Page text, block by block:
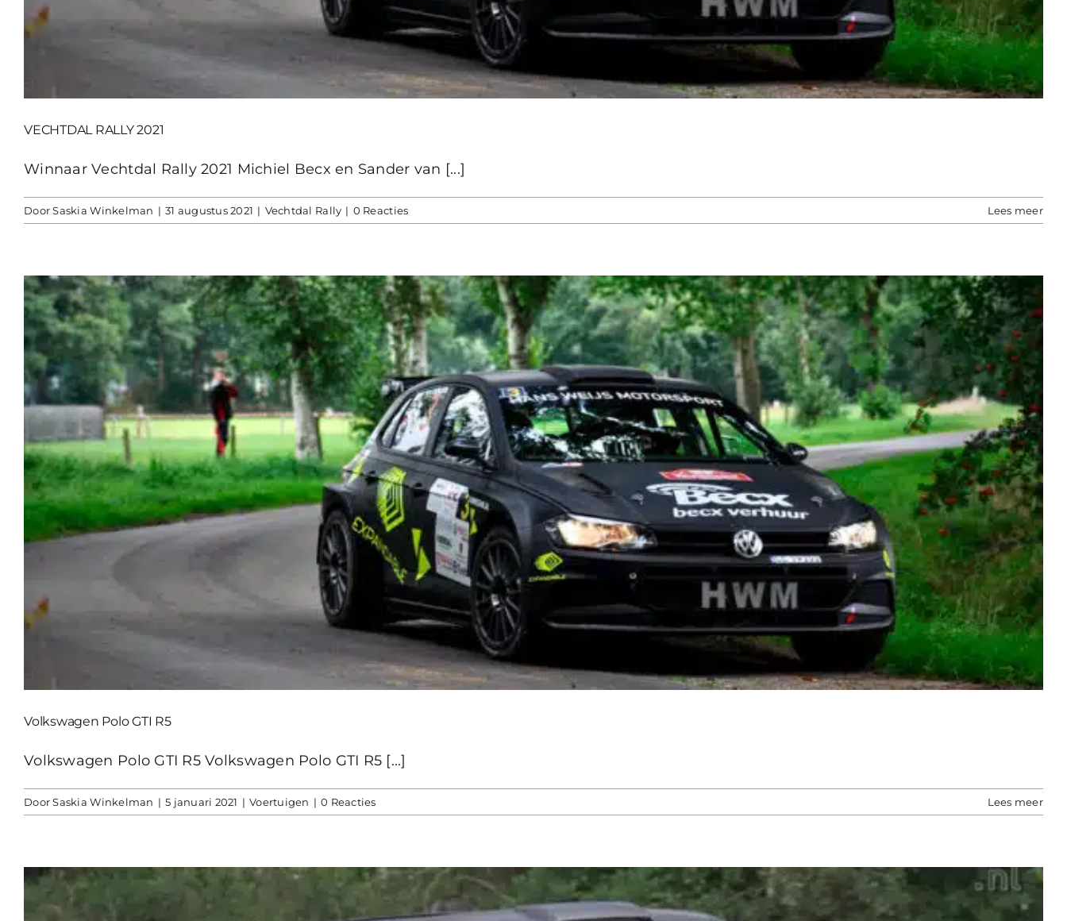
VECHTDAL RALLY 2021
Winnaar Vechtdal Rally 2021 Michiel Becx en Sander van [...]
DoorSaskia Winkelman | 31 augustus 2021 | Vechtdal Rally | 0 Reacties Lees meer
Volkswagen Polo GTI R5
Volkswagen Polo GTI R5 Volkswagen Polo GTI R5 [...]
DoorSaskia Winkelman | 5 januari 2021 | Voertuigen | 0 Reacties Lees meer